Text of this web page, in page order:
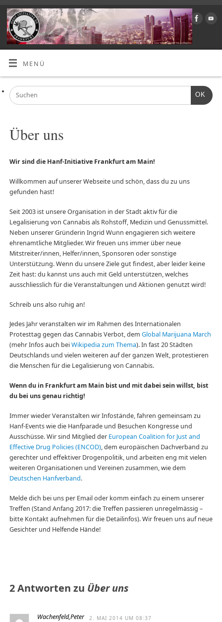
MENÜ
OK
Über uns
Wir sind die Hanf-Initiative Frankfurt am Main!
Willkommen auf unserer Webseite und schön, dass du zu uns
gefunden hast!
Seit 2003 ist unsere Organisation in der Stadt aktiv für die
Legalisierung von Cannabis als Rohstoff, Medizin und Genussmittel.
Neben unserer Gründerin Ingrid Wunn engagieren sich weitere
ehrenamtliche Mitglieder. Wir freuen uns immer über neue
Mitstreiter/innen, Helfer/innen, Sponsoren oder sonstige
Unterstützung. Wenn du unsere Ziele gut findest, aber leider keine
Zeit hast: du kannst uns auch mit Geld unterstützen, welches
ausschliesslich für die Veranstaltungen und Aktionen genutzt wird!
Schreib uns also ruhig an!
Jedes Jahr veranstalten wir im Rahmen des Internationalen
Protesttag gegen das Cannabis Verbot, dem Global Marijuana March
(mehr Infos auch beiWikipedia zum Thema). In fast 20 Städten
Deutschlands und vielen weiteren auf der ganzen Welt, protestieren
die Menschen für die Legalisierung von Cannabis.
Wenn du in Frankfurt am Main bist und mit dabei sein willst, bist
du bei uns genau richtig!
Immer wieder Veranstalten wir Infostände, fahren gemeinsam zu
Hanf-Events wie die Hanfparade und Besuchen Kongresse und
Ausschüsse. Wir sind Mitglied der European Coalition for Just and
Effective Drug Policies (ENCOD), dem europäischen Dachverband zu
gerechter und effektiver Drogenpolitik, und arbeiten eng mit vielen
weiteren Organisationen und Vereinen zusammen, wie dem
Deutschen Hanfverband.
Melde dich bei uns per Email oder komm einfach zu einem unserer
Treffen (Stand Anfang 2017: die Treffen passieren unregelmässig –
bitte Kontakt aufnehmen für die Detailinfos). Wir freuen uns auf neue
Gesichter und Helfende Hände!
2 Antworten zu Über uns
Wachenfeld,Peter 2. MAI 2014 UM 08:37